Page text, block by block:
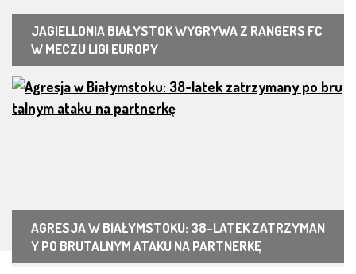
JAGIELLONIA BIAŁYSTOK WYGRYWA Z RANGERS FC
W MECZU LIGI EUROPY
AGRESJA W BIAŁYMSTOKU: 38-LATEK ZATRZYMAN
Y PO BRUTALNYM ATAKU NA PARTNERKĘ